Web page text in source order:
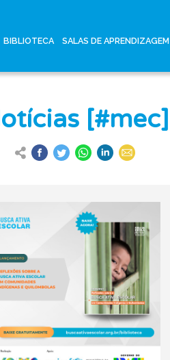
BIBLIOTECA SALAS DE APRENDIZAGEM
[#mec]